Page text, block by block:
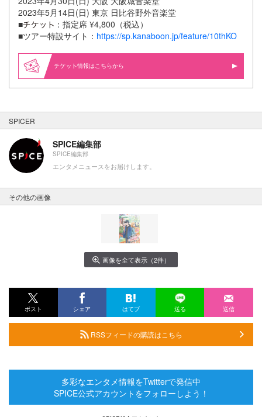
2023年5月14日(日) 東京 日比谷野外音楽堂
■
：指定席 ¥4,800（税込）
■ツアー特設サイト： https://sp.kanaboon.jp/feature/10thKO
情報はこちらから
SPICER
SPICE編集部
SPICE編集部
エンタメニュースをお届けします。
その他の画像
画像を全て表示（2件）
ポスト シェア はてブ 送る 送信
RSSフィードの購読はこちら
多彩なエンタメ情報をTwitterで発信中
SPICE公式アカウントをフォローしよう！